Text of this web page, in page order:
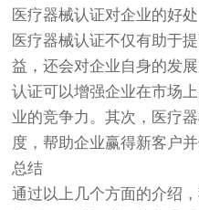
医疗器械认证对企业的好处
医疗器械认证不仅有助于
益，还会对企业自身的发
认证可以增强企业在市场
业的竞争力。其次，医疗
度，帮助企业赢得新客户并
总结
通过以上几个方面的介绍